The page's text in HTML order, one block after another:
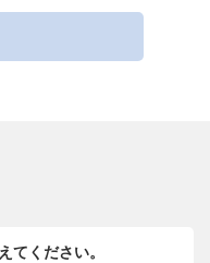
てください。